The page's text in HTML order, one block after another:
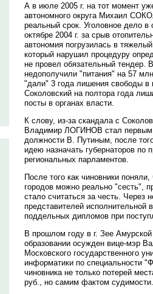
А в июле 2005 г. на тот момент
автономного округа Михаил
реальный срок. Уголовное дело в
октябре 2004 г. за срыв
автономия погрузилась в тяжелый
который нарушил процедуру
не провел обязательный тендер.
недополучили "питания" на 57
"дали" 3 года лишения свободы в
Соколовский на полтора года
посты в органах власти.
К слову, из-за скандала с
Владимир ЛОГИНОВ стал первым
должности В. Путиным, после
идею назначать губернаторов по
региональных парламентов.
После того как чиновники
городов можно реально "сесть",
стало считаться за честь. Через
представителей исполнительной
поддельных дипломов при
В прошлом году в г. Зее
образовании осужден вице-мэр
Московского государственного
информатики по специальности
чиновника не только потерей
руб., но самим фактом судимости.